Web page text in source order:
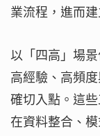
業流程，進而
以「四高」場
高經驗、高頻
確切入點。這
在資料整合、